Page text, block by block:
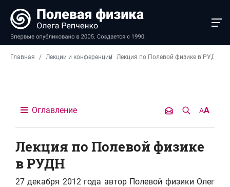
Главная Лекции и конференции Лекция по Полевой физике в РУДН
Оглавление AA
Лекция по Полевой физике
в РУДН
27 декабря 2012 года автор Полевой физики Олег